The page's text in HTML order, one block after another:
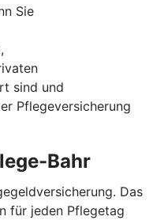
Sie
sind und
Pflegeversicherung
Bahr
Das
für jeden Pflegetag